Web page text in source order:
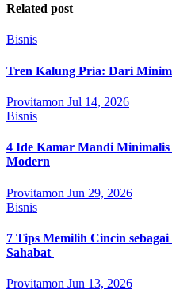
Related post
Bisnis
Tren Kalung Pria: Dari
Provitamon Jul 14, 2026
Bisnis
4 Ide Kamar Mandi Minimalis
Modern
Provitamon Jun 29, 2026
Bisnis
7 Tips Memilih Cincin
Sahabat
Provitamon Jun 13, 2026